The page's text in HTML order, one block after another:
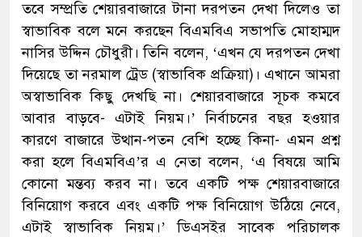
তবে সম্প্রতি শেয়ারবাজারে টানা দরপতন দেখা দিলেও তা
স্বাভাবিক বলে মনে করছেন বিএমবিএ সভাপতি মোহাম্মদ
নাসির উদ্দিন চৌধুরী। তিনি বলেন, ‘এখন যে দরপতন দেখা
দিয়েছে তা নরমাল ট্রেড (স্বাভাবিক প্রক্রিয়া)। এখানে আমরা
অস্বাভাবিক কিছু দেখছি না। শেয়ারবাজারে সূচক কমবে
আবার বাড়বে- এটাই নিয়ম।’ নির্বাচনের বছর হওয়ার
কারণে বাজারে উত্থান-পতন বেশি হচ্ছে কিনা- এমন প্রশ্ন
করা হলে বিএমবিএ’র এ নেতা বলেন, ‘এ বিষয়ে আমি
কোনো মন্তব্য করব না। তবে একটি পক্ষ শেয়ারবাজারে
বিনিয়োগ করবে এবং একটি পক্ষ বিনিয়োগ উঠিয়ে নেবে,
এটাই স্বাভাবিক নিয়ম।’ ডিএসইর সাবেক পরিচালক